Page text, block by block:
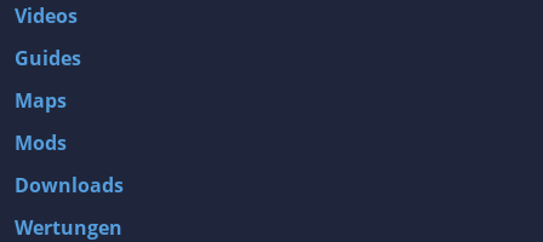
Videos
Guides
Maps
Mods
Downloads
Wertungen